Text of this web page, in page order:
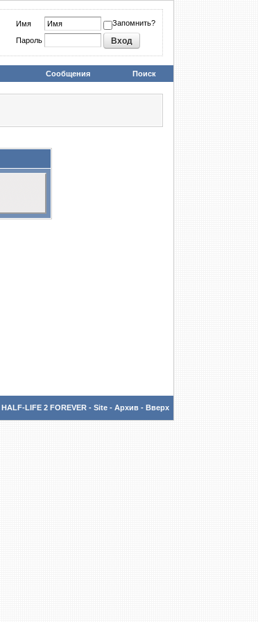
Имя Запомнить?
Пароль
Сообщения Поиск
HALF-LIFE 2 FOREVER - Site - Архив - Вверх